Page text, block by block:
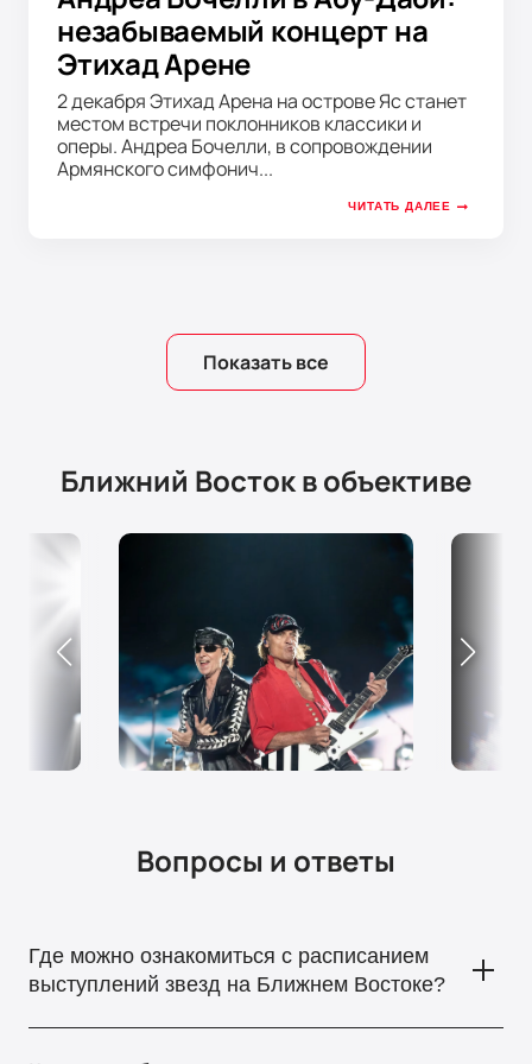
незабываемый концерт на
Этихад Арене
2 декабря Этихад Арена на острове Яс станет
местом встречи поклонников классики и
оперы. Андреа Бочелли, в сопровождении
Армянского симфонич...
ЧИТАТЬ ДАЛЕЕ
Показать все
Ближний Восток в объективе
Вопросы и ответы
Где можно ознакомиться с расписанием
выступлений звезд на Ближнем Востоке?